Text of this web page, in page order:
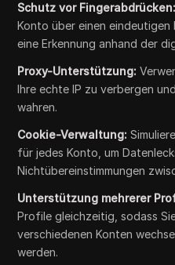
Schutz vor Fingerabdrücken:
Konto über einen
eine Erkennung anhand der
Proxy-Unterstützung:
Ihre echte IP zu verbergen
wahren.
Cookie-Verwaltung:
für jedes Konto, um
Nichtübereinstimmungen
Unterstützung mehrerer
Profile gleichzeitig, sodass
verschiedenen Konten
werden.